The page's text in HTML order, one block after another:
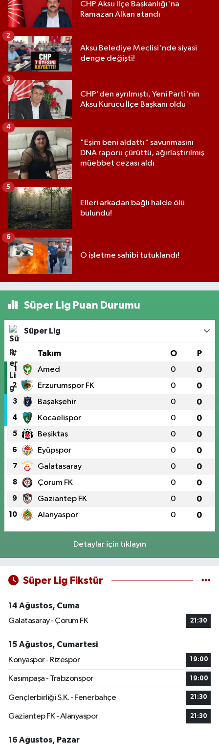
CHP Aksu İlçe Başkanlığı'na
Ramazan Alkan atandı
Aksu Belediye Meclisi'nde siyasi
denge değişti!
2
CHP'den ayrılmıştı, Yeni Parti'nin
Aksu Kurucu İlçe Başkanı oldu
3
"Eşim beni aldattı" savunmasını
DNA raporu çürüttü, ağırlaştırılmış
müebbet cezası aldı
4
Elleri arkadan bağlı halde ölü
bulundu!
5
O işletme sahibi tutuklandı!
6
Süper Lig Puan Durumu
Süper Lig
# Takım O P
1 Amed 0 0
2 Erzurumspor FK 0 0
3 Başakşehir 0 0
4 Kocaelispor 0 0
5 Beşiktaş 0 0
6 Eyüpspor 0 0
7 Galatasaray 0 0
8 Çorum FK 0 0
9 Gaziantep FK 0 0
10 Alanyaspor 0 0
Detaylar için tıklayın
Süper Lig Fikstür
14 Ağustos, Cuma
Galatasaray - Çorum FK
21:30
15 Ağustos, Cumartesi
Konyaspor - Rizespor
19:00
Kasımpaşa - Trabzonspor 19:00
Gençlerbirliği S.K. - Fenerbahçe 21:30
Gaziantep FK - Alanyaspor 21:30
16 Ağustos, Pazar